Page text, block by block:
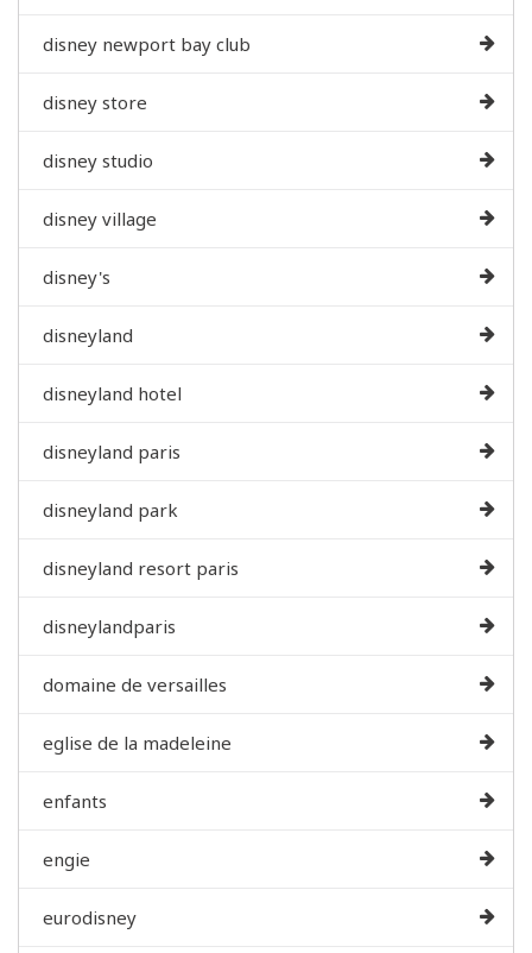
disney newport bay club
disney store
disney studio
disney village
disney's
disneyland
disneyland hotel
disneyland paris
disneyland park
disneyland resort paris
disneylandparis
domaine de versailles
eglise de la madeleine
enfants
engie
eurodisney